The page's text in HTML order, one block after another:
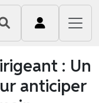
: Un
anticiper